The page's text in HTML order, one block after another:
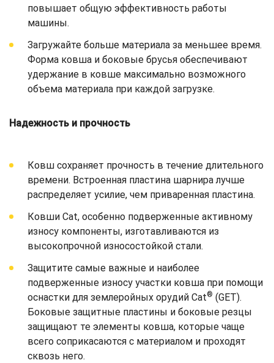
повышает общую эффективность работы
машины.
Загружайте больше материала за меньшее время.
Форма ковша и боковые брусья обеспечивают
удержание в ковше максимально возможного
объема материала при каждой загрузке.
Надежность и прочность
Ковш сохраняет прочность в течение длительного
времени. Встроенная пластина шарнира лучше
распределяет усилие, чем приваренная пластина.
Ковши Cat, особенно подверженные активному
износу компоненты, изготавливаются из
высокопрочной износостойкой стали.
Защитите самые важные и наиболее
подверженные износу участки ковша при помощи
оснастки для землеройных орудий Cat® (GET).
Боковые защитные пластины и боковые резцы
защищают те элементы ковша, которые чаще
всего соприкасаются с материалом и проходят
сквозь него.